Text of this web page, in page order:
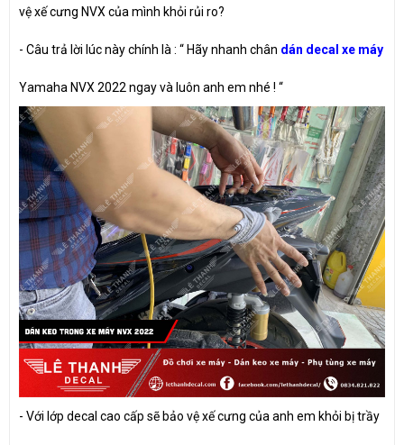
vệ xế cưng NVX của mình khỏi rủi ro?
- Câu trả lời lúc này chính là : “ Hãy nhanh chân dán decal xe máy
Yamaha NVX 2022 ngay và luôn anh em nhé ! “
- Với lớp decal cao cấp sẽ bảo vệ xế cưng của anh em khỏi bị trầy